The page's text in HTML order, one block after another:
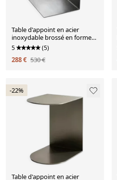
Table d'appoint en acier
inoxydable brossé en forme
de C
5 (5)
288 € 530 €
-22%
Table d'appoint en acier